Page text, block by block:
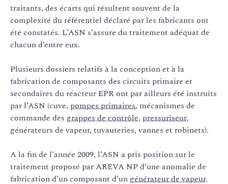
traitants, des écarts qui résultent souvent de la
complexité du référentiel déclaré par les fabricants ont
été constatés. L’ASN s’assure du traitement adéquat de
chacun d’entre eux.
Plusieurs dossiers relatifs à la conception et à la
fabrication de composants des circuits primaire et
secondaires du réacteur EPR ont par ailleurs été instruits
par l’ASN (cuve, pompes primaires, mécanismes de
commande des grappes de contrôle, pressuriseur,
générateurs de vapeur, tuyauteries, vannes et robinets).
A la fin de l’année 2009, l’ASN a pris position sur le
traitement proposé par AREVA NP d’une anomalie de
fabrication d’un composant d’un générateur de vapeur.